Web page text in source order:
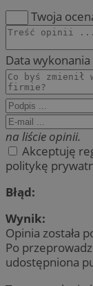
Twoja
Data wykonania
na liście opinii.
Akceptuję
politykę
Błąd:
Wynik:
Opinia została
Po
udostępniona